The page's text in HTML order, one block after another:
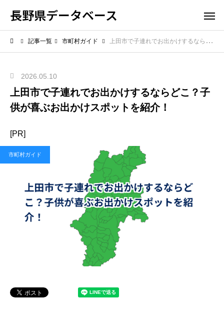
長野県データベース
記事一覧 市町村ガイド 上田市で子連れでお出かけするならどこ？子供が喜ぶお出かけスポットを紹介！
2026.05.10
上田市で子連れでお出かけするならどこ？子
供が喜ぶお出かけスポットを紹介！
[PR]
市町村ガイド